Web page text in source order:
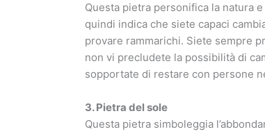
Questa pietra personifica la natura
quindi indica che siete capaci
provare rammarichi. Siete sempre
non vi precludete la possibilità di
sopportate di restare con persone
3. Pietra del sole
Questa pietra simboleggia